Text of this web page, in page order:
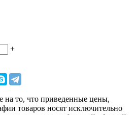
+
то, что приведенные цены,
товаров носят исключительно